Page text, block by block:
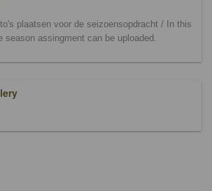
plaatsen voor de seizoensopdracht / In this
season assingment can be uploaded.